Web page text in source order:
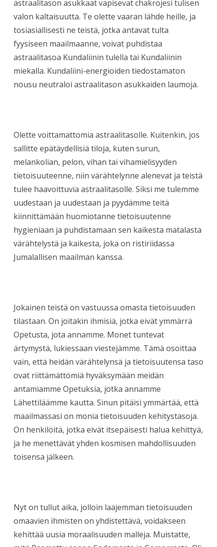
astraalitason asukkaat vapisevat chakrojesi tulisen
valon kaltaisuutta. Te olette vaaran lähde heille, ja
tosiasiallisesti ne teistä, jotka antavat tulta
fyysiseen maailmaanne, voivat puhdistaa
astraalitasoa Kundaliinin tulella tai Kundaliinin
miekalla. Kundaliini-energioiden tiedostamaton
nousu neutraloi astraalitason asukkaiden laumoja.
Olette voittamattomia astraalitasolle. Kuitenkin, jos
sallitte epätäydellisiä tiloja, kuten surun,
melankolian, pelon, vihan tai vihamielisyyden
tietoisuuteenne, niin värähtelynne alenevat ja teistä
tulee haavoittuvia astraalitasolle. Siksi me tulemme
uudestaan ja uudestaan ja pyydämme teitä
kiinnittämään huomiotanne tietoisuutenne
hygieniaan ja puhdistamaan sen kaikesta matalasta
värähtelystä ja kaikesta, joka on ristiriidassa
Jumalallisen maailman kanssa.
Jokainen teistä on vastuussa omasta tietoisuuden
tilastaan. On joitakin ihmisiä, jotka eivät ymmärrä
Opetusta, jota annamme. Monet tuntevat
ärtymystä, lukiessaan viestejämme. Tämä osoittaa
vain, että heidän värähtelynsä ja tietoisuutensa taso
ovat riittämättömiä hyväksymään meidän
antamiamme Opetuksia, jotka annamme
Lähettiläämme kautta. Sinun pitäisi ymmärtää, että
maailmassasi on monia tietoisuuden kehitystasoja.
On henkilöitä, jotka eivät itsepäisesti halua kehittyä,
ja he menettävät yhden kosmisen mahdollisuuden
toisensa jälkeen.
Nyt on tullut aika, jolloin laajemman tietoisuuden
omaavien ihmisten on yhdistettävä, voidakseen
kehittää uusia moraalisuuden malleja. Muistatte,